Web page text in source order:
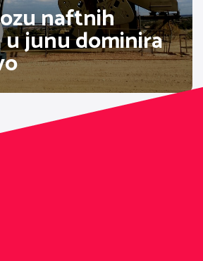
naftnih
junu dominira